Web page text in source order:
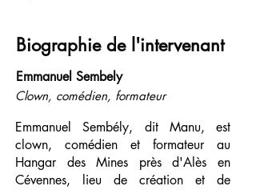
Biographie de l'intervenant
Emmanuel Sembely
Clown, comédien, formateur
Emmanuel Sembély, dit Manu, est
clown, comédien et formateur au
Hangar des Mines près d'Alès en
Cévennes, lieu de création et de